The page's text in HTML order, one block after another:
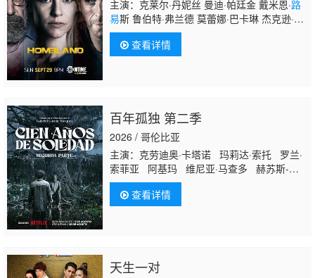
主演：克莱尔·丹妮丝 曼迪·帕廷金 戴米恩·路
易斯 鲁伯特·弗兰德 莫蕾娜·巴卡琳 杰克逊·佩
斯 摩根·塞勒 萨莉塔·乔德霍里 崔西·莱茨 F·默
里·亚伯拉罕 詹姆斯·瑞布霍恩 蒂姆·金尼 玛蒂
娜·加西亚
查看详情
百年孤独 第二季
2026 / 哥伦比亚
主演：克劳迪奥·卡塔诺 玛莉达·索托 罗兰·
索菲亚 阿基玛 维尼亚·马查多 赫苏斯-雷
耶斯 戴里斯·范·格里肯 Rubén Alberto
Prado Restrepo Rashed Estefenn 安立奎·
波维达路易斯·费尔南多·吉尔 安吉拉·杜阿
查看详情
天生一对